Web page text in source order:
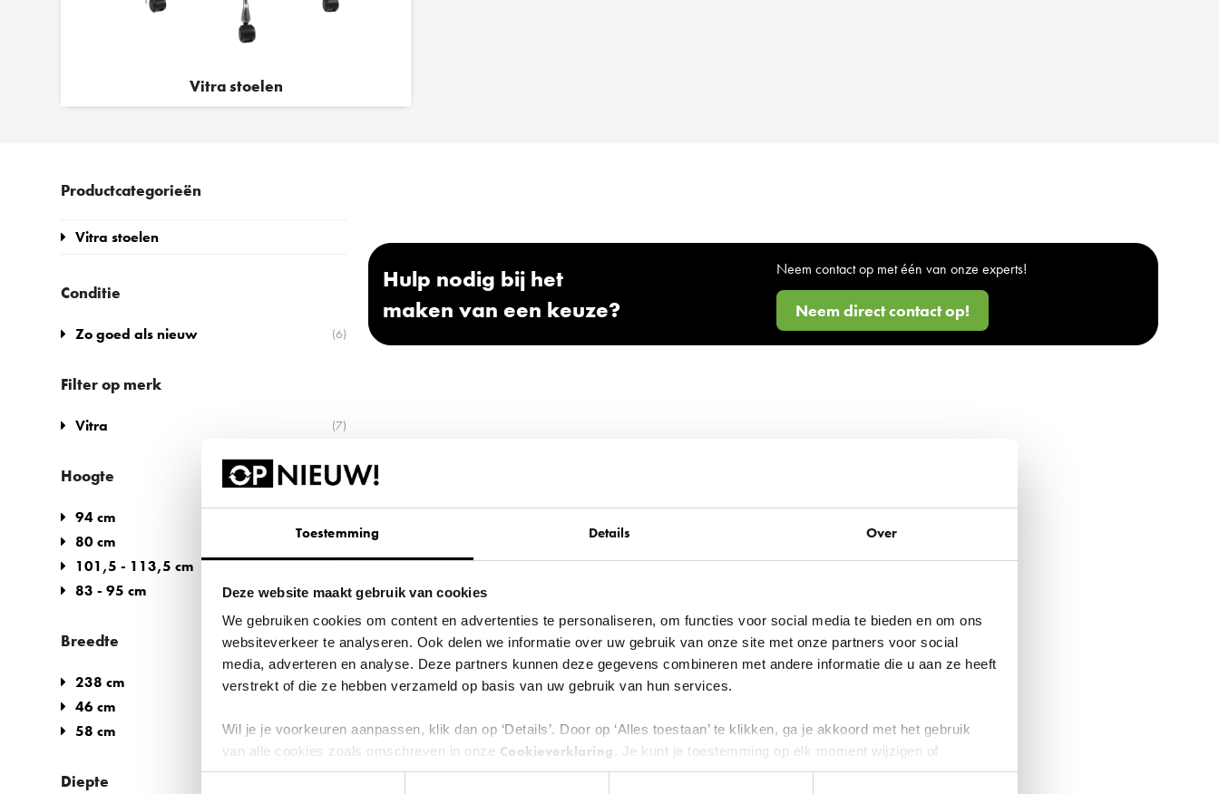
Toestemming Details Over
Deze website maakt gebruik van cookies
We gebruiken cookies om content en advertenties te personaliseren, om functies voor social media te bieden en om ons
websiteverkeer te analyseren. Ook delen we informatie over uw gebruik van onze site met onze partners voor social
media, adverteren en analyse. Deze partners kunnen deze gegevens combineren met andere informatie die u aan ze heeft
verstrekt of die ze hebben verzameld op basis van uw gebruik van hun services.
Wil je je voorkeuren aanpassen, klik dan op ‘Details’. Door op ‘Alles toestaan’ te klikken, ga je akkoord met het gebruik
van alle cookies zoals omschreven in onze Cookieverklaring . Je kunt je toestemming op elk moment wijzigen of
intrekken door middel van de zwevende knop links onderin.
Vitra stoelen
Hulp nodig bij het
maken van een keuze?
Neem contact op met één van onze experts!
Neem direct contact op!
Productcategorieën
Vitra stoelen
Conditie
Zo goed als nieuw (6)
Filter op merk
Vitra (7)
Hoogte
94 cm
80 cm (1)
101,5 - 113,5 cm (1)
83 - 95 cm (1)
Breedte
238 cm (1)
46 cm
58 cm (2)
Diepte